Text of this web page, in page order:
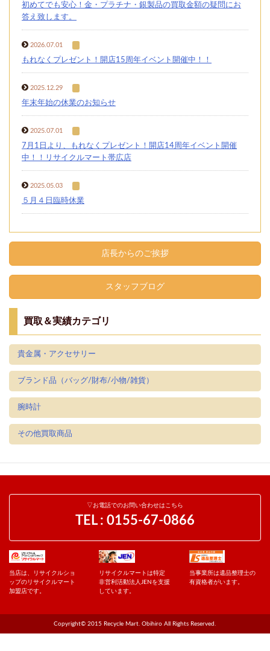
初めてでも安心！金・プラチナ・銀製品の買取金額の疑問にお
答え致します。
2026.07.01
もれなくプレゼント！開店15周年イベント開催中！！
2025.12.29
年末年始の休業のお知らせ
2025.07.01
7月1日より、もれなくプレゼント！開店14周年イベント開催
中！！リサイクルマート帯広店
2025.05.03
５月４日臨時休業
店長からのご挨拶
スタッフブログ
買取＆実績カテゴリ
貴金属・アクセサリー
ブランド品（バッグ/財布/小物/雑貨）
腕時計
その他買取商品
▽お電話でのお問い合わせはこちら
TEL : 0155-67-0866
当店は、リサイクルショ
ップのリサイクルマート
加盟店です。
リサイクルマートは特定
非営利活動法人JENを支援
しています。
当事業所は遺品整理士の
有資格者がいます。
Copyright© 2015 Recycle Mart. Obihiro All Rights Reserved.